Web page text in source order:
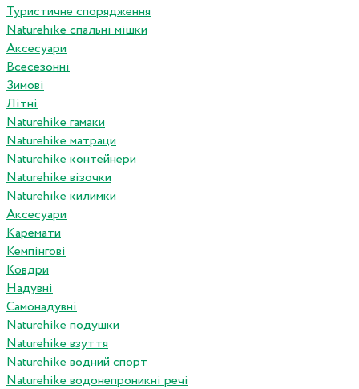
Туристичне спорядження
Naturehike спальні мішки
Аксесуари
Всесезонні
Зимові
Літні
Naturehike гамаки
Naturehike матраци
Naturehike контейнери
Naturehike візочки
Naturehike килимки
Аксесуари
Каремати
Кемпінгові
Ковдри
Надувні
Самонадувні
Naturehike подушки
Naturehike взуття
Naturehike водний спорт
Naturehike водонепроникні речі